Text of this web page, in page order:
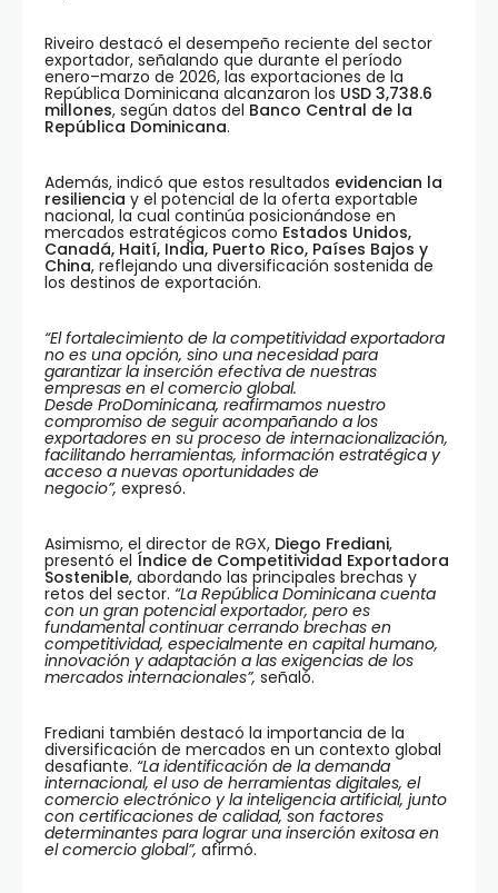
Riveiro destacó el desempeño reciente del sector
exportador, señalando que durante el período
enero–marzo de 2026, las exportaciones de la
República Dominicana alcanzaron los USD 3,738.6
millones, según datos del Banco Central de la
República Dominicana.
Además, indicó que estos resultados evidencian la
resiliencia y el potencial de la oferta exportable
nacional, la cual continúa posicionándose en
mercados estratégicos como Estados Unidos,
Canadá, Haití, India, Puerto Rico, Países Bajos y
China, reflejando una diversificación sostenida de
los destinos de exportación.
“El fortalecimiento de la competitividad exportadora
no es una opción, sino una necesidad para
garantizar la inserción efectiva de nuestras
empresas en el comercio global.
Desde ProDominicana, reafirmamos nuestro
compromiso de seguir acompañando a los
exportadores en su proceso de internacionalización,
facilitando herramientas, información estratégica y
acceso a nuevas oportunidades de
negocio”, expresó.
Asimismo, el director de RGX, Diego Frediani,
presentó el Índice de Competitividad Exportadora
Sostenible, abordando las principales brechas y
retos del sector. “La República Dominicana cuenta
con un gran potencial exportador, pero es
fundamental continuar cerrando brechas en
competitividad, especialmente en capital humano,
innovación y adaptación a las exigencias de los
mercados internacionales”, señaló.
Frediani también destacó la importancia de la
diversificación de mercados en un contexto global
desafiante. “La identificación de la demanda
internacional, el uso de herramientas digitales, el
comercio electrónico y la inteligencia artificial, junto
con certificaciones de calidad, son factores
determinantes para lograr una inserción exitosa en
el comercio global”, afirmó.